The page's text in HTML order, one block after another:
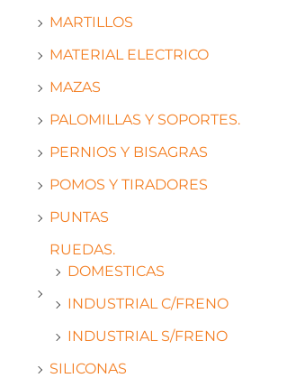
MARTILLOS
MATERIAL ELECTRICO
MAZAS
PALOMILLAS Y SOPORTES.
PERNIOS Y BISAGRAS
POMOS Y TIRADORES
PUNTAS
RUEDAS.
DOMESTICAS
INDUSTRIAL C/FRENO
INDUSTRIAL S/FRENO
SILICONAS